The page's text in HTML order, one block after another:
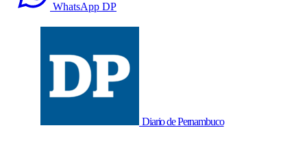
WhatsApp DP
Diario de Pernambuco